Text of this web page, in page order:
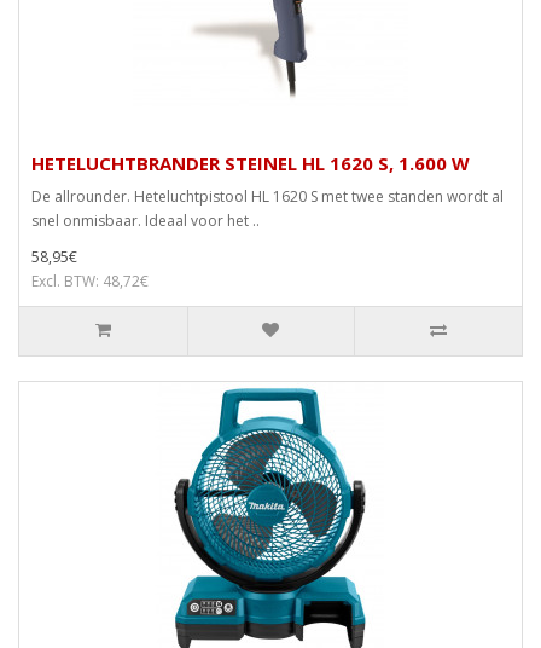
HETELUCHTBRANDER STEINEL HL 1620 S, 1.600 W
De allrounder. Heteluchtpistool HL 1620 S met twee standen wordt al
snel onmisbaar. Ideaal voor het ..
58,95€
Excl. BTW: 48,72€